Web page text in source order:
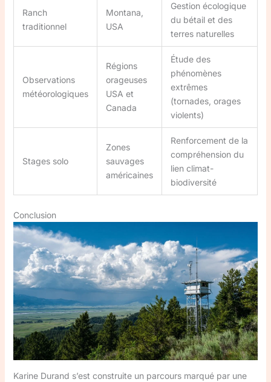
Ranch
traditionnel
Montana,
USA
Gestion écologique
du bétail et des
terres naturelles
Observations
météorologiques
Régions
orageuses
USA et
Canada
Étude des
phénomènes
extrêmes
(tornades, orages
violents)
Stages solo
Zones
sauvages
américaines
Renforcement de la
compréhension du
lien climat-
biodiversité
Conclusion
Karine Durand s’est construite un parcours marqué par une